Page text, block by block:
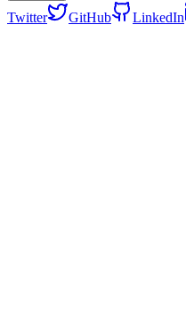
Twitter GitHub LinkedIn